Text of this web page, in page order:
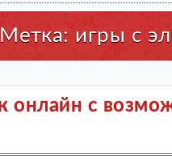
Метка: игры с
онлайн с